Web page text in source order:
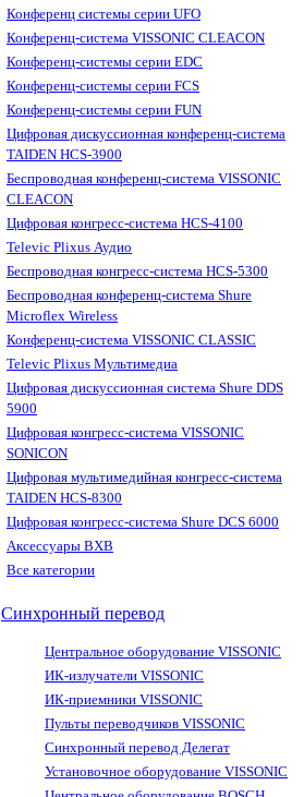
Конференц системы серии UFO
Конференц-система VISSONIC CLEACON
Конференц-системы серии EDC
Конференц-системы серии FCS
Конференц-системы серии FUN
Цифровая дискуссионная конференц-система
TAIDEN HCS-3900
Беспроводная конференц-система VISSONIC
CLEACON
Цифровая конгресс-система HCS-4100
Televic Plixus Аудио
Беспроводная конгресс-система HCS-5300
Беспроводная конференц-система Shure
Microflex Wireless
Конференц-система VISSONIC CLASSIC
Televic Plixus Мультимедиа
Цифровая дискуссионная система Shure DDS
5900
Цифровая конгресс-система VISSONIC
SONICON
Цифровая мультимедийная конгресс-система
TAIDEN HCS-8300
Цифровая конгресс-система Shure DCS 6000
Аксессуары BXB
Все категории
Синхронный перевод
Центральное оборудование VISSONIC
ИК-излучатели VISSONIC
ИК-приемники VISSONIC
Пульты переводчиков VISSONIC
Синхронный перевод Делегат
Установочное оборудование VISSONIC